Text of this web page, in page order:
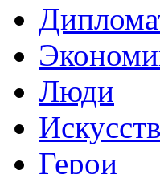
Люди
Герои